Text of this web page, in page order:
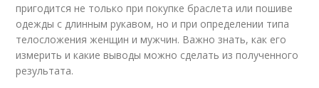
пригодится не только при покупке браслета или пошиве
одежды с длинным рукавом, но и при определении типа
телосложения женщин и мужчин. Важно знать, как его
измерить и какие выводы можно сделать из полученного
результата.